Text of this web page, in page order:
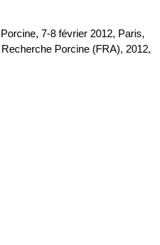
7-8 février 2012, Paris,
Porcine (FRA), 2012,